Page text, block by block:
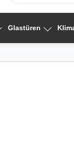
Glastüren